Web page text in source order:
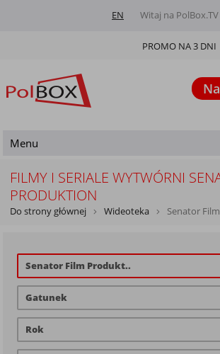
Witaj na PolBox.TV
EN
PROMO NA 3 DNI
Menu
FILMY I SERIALE WYTWÓRNI
PRODUKTION
Do strony głównej Wideoteka Senator
Senator Film Produkt..
Gatunek
Rok